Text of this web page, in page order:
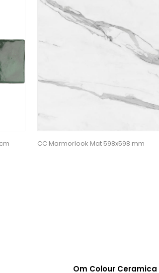
CC Marmorlook Mat 598x598 mm
Om Colour Ceramica